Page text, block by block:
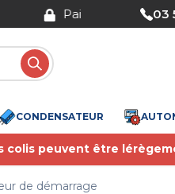
03
CONDENSATEUR
colis peuvent être
de démarrage